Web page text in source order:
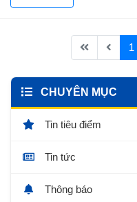
1
CHUYÊN MỤC
Tin tiêu điểm
Tin tức
Thông báo